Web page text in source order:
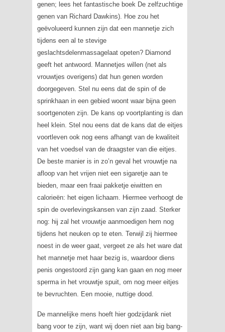
genen; lees het fantastische boek De zelfzuchtige
genenvan Richard Dawkins). Hoe zou het
geëvolueerd kunnen zijn dat een mannetje zich
tijdens een al te stevige
geslachtsdelenmassagelaat opeten? Diamond
geeft het antwoord. Mannetjes willen (net als
vrouwtjes overigens) dat hun genen worden
doorgegeven. Stel nu eens dat de spin of de
sprinkhaan in een gebied woont waar bijna geen
soortgenoten zijn. De kans op voortplanting is dan
heel klein. Stel nou eens dat de kans dat de eitjes
voortleven ook nog eens afhangt van de kwaliteit
van het voedsel van de draagster van die eitjes.
De beste manier is in zo’n geval het vrouwtje na
afloop van het vrijen niet een sigaretje aan te
bieden, maar een fraai pakketje eiwitten en
calorieën: het eigen lichaam. Hiermee verhoogt de
spin de overlevingskansen van zijn zaad. Sterker
nog: hij zal het vrouwtje aanmoedigen hem nog
tijdens het neuken op te eten. Terwijl zij hiermee
noest in de weer gaat, vergeet ze als het ware dat
het mannetje met haar bezig is, waardoor diens
penis ongestoord zijn gang kan gaan en nog meer
sperma in het vrouwtje spuit, om nog meer eitjes
te bevruchten. Een mooie, nuttige dood.
De mannelijke mens hoeft hier godzijdank niet
bang voor te zijn, want wij doen niet aan big bang-